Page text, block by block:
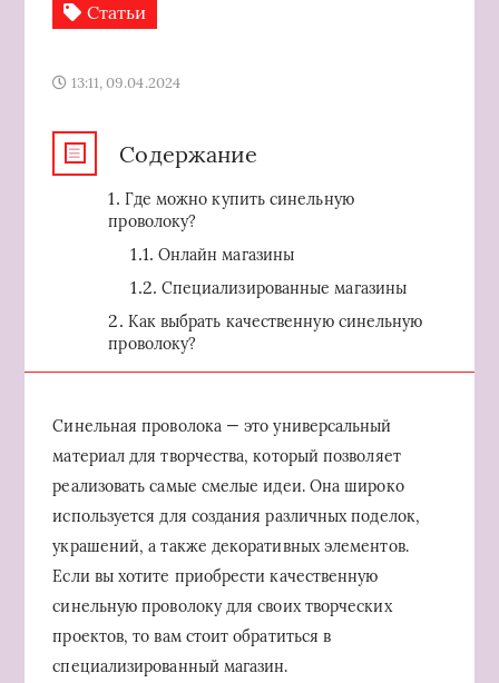
Статьи
13:11, 09.04.2024
Содержание
Где можно купить синельную
проволоку?
Онлайн магазины
Специализированные магазины
Как выбрать качественную синельную
проволоку?
Синельная проволока — это универсальный
материал для творчества, который позволяет
реализовать самые смелые идеи. Она широко
используется для создания различных поделок,
украшений, а также декоративных элементов.
Если вы хотите приобрести качественную
синельную проволоку для своих творческих
проектов, то вам стоит обратиться в
специализированный магазин.